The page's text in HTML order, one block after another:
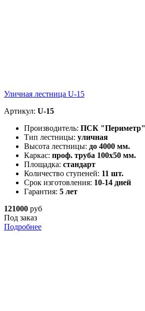
Уличная лестница U-15
Артикул: U-15
Производитель: ПСК "Периметр"
Тип лестницы: уличная
Высота лестницы: до 4000 мм.
Каркас: проф. труба 100х50 мм.
Площадка: стандарт
Количество ступеней: 11 шт.
Срок изготовления: 10-14 дней
Гарантия: 5 лет
121000 руб
Под заказ
Подробнее